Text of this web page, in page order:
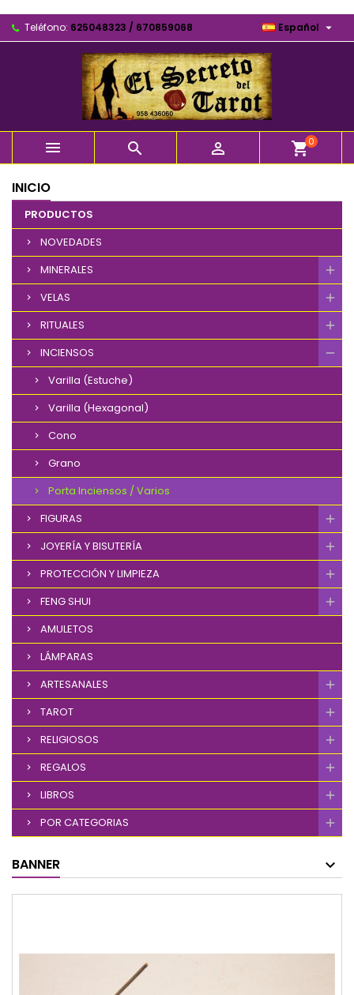
Teléfono: 625048323 / 670859068 Español 
   shopping_cart0
INICIO
PRODUCTOS
NOVEDADES
MINERALES
VELAS
RITUALES
INCIENSOS
Varilla (Estuche)
Varilla (Hexagonal)
Cono
Grano
Porta Inciensos / Varios
FIGURAS
JOYERÍA Y BISUTERÍA
PROTECCIÓN Y LIMPIEZA
FENG SHUI
AMULETOS
LÁMPARAS
ARTESANALES
TAROT
RELIGIOSOS
REGALOS
LIBROS
POR CATEGORIAS
BANNER